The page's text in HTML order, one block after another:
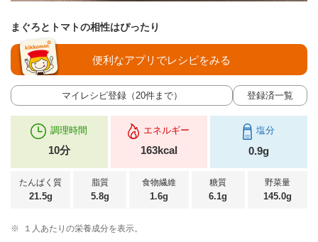
まぐろとトマトの相性はぴったり
マイレシピ登録（20件まで） 登録済一覧
便利なアプリでレシピをみる
調理時間
10分
エネルギー
163kcal
塩分
0.9g
たんぱく質
21.5g
脂質
5.8g
食物繊維
1.6g
糖質
6.1g
野菜量
145.0g
※ １人あたりの栄養成分を表示。